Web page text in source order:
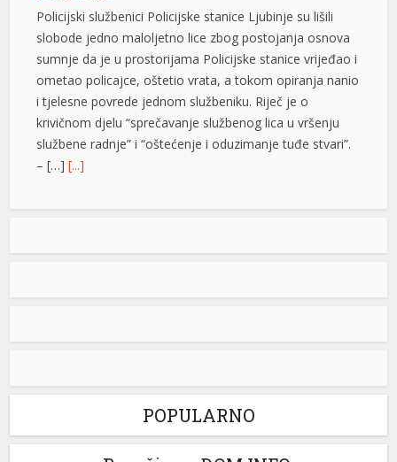
Policijski službenici Policijske stanice Ljubinje su lišili
slobode jedno maloljetno lice zbog postojanja osnova
sumnje da je u prostorijama Policijske stanice vrijeđao i
ometao policajce, oštetio vrata, a tokom opiranja nanio
i tjelesne povrede jednom službeniku. Riječ je o
krivičnom djelu “sprečavanje službenog lica u vršenju
službene radnje” i “oštećenje i oduzimanje tuđe stvari”.
– […][...]
Tompson u Imotskom pred 20.000 ljudi: Uzvici ZDS,
Kontroverzni pjevač Marko Perković Tompson nastupio
oko 20.000 posjetilaca, piše 24sata.hr. Među publikom
one kojima se slavi “Oluja”. Koncert je počeo
Gužve na granicama BiH: Duge kolone na više prelaza,
POPULARNO